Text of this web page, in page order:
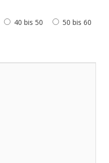
40 bis 50
50 bis 60